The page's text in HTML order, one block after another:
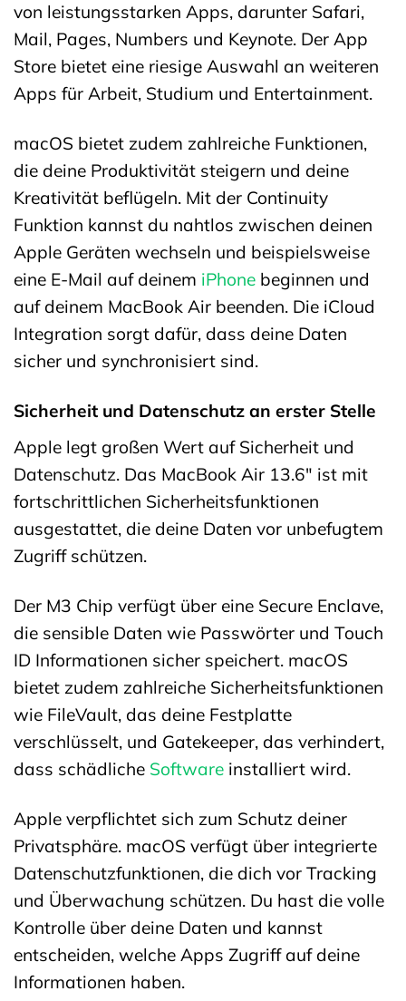
von leistungsstarken Apps, darunter Safari,
Mail, Pages, Numbers und Keynote. Der App
Store bietet eine riesige Auswahl an weiteren
Apps für Arbeit, Studium und Entertainment.
macOS bietet zudem zahlreiche Funktionen,
die deine Produktivität steigern und deine
Kreativität beflügeln. Mit der Continuity
Funktion kannst du nahtlos zwischen deinen
Apple Geräten wechseln und beispielsweise
eine E-Mail auf deinem iPhone beginnen und
auf deinem MacBook Air beenden. Die iCloud
Integration sorgt dafür, dass deine Daten
sicher und synchronisiert sind.
Sicherheit und Datenschutz an erster Stelle
Apple legt großen Wert auf Sicherheit und
Datenschutz. Das MacBook Air 13.6″ ist mit
fortschrittlichen Sicherheitsfunktionen
ausgestattet, die deine Daten vor unbefugtem
Zugriff schützen.
Der M3 Chip verfügt über eine Secure Enclave,
die sensible Daten wie Passwörter und Touch
ID Informationen sicher speichert. macOS
bietet zudem zahlreiche Sicherheitsfunktionen
wie FileVault, das deine Festplatte
verschlüsselt, und Gatekeeper, das verhindert,
dass schädliche Software installiert wird.
Apple verpflichtet sich zum Schutz deiner
Privatsphäre. macOS verfügt über integrierte
Datenschutzfunktionen, die dich vor Tracking
und Überwachung schützen. Du hast die volle
Kontrolle über deine Daten und kannst
entscheiden, welche Apps Zugriff auf deine
Informationen haben.